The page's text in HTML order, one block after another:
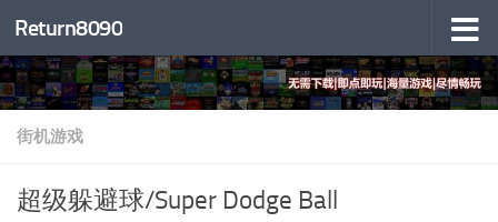
跳至内容
Return8090
街机游戏
超级躲避球/Super Dodge Ball